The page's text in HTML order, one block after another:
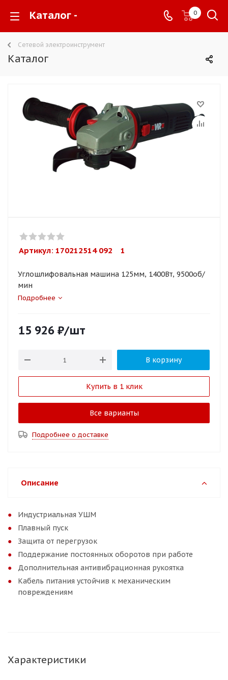
Каталог - 0
Сетевой электроинструмент
Каталог
Артикул: 170212514 092    1
Углошлифовальная машина 125мм, 1400Вт, 9500об/
мин
Подробнее
15 926 ₽/шт
В корзину
Купить в 1 клик
Все варианты
Подробнее о доставке
Описание
Индустриальная УШМ
Плавный пуск
Защита от перегрузок
Поддержание постоянных оборотов при работе
Дополнительная антивибрационная рукоятка
Кабель питания устойчив к механическим
повреждениям
Характеристики